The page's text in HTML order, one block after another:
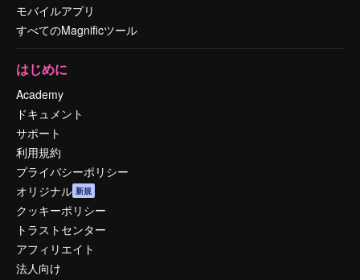
モバイルアプリ
すべてのMagnificツール
はじめに
Academy
ドキュメント
サポート
利用規約
プライバシーポリシー
オリジナル 新規
クッキーポリシー
トラストセンター
アフィリエイト
法人向け